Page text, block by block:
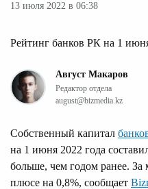
13 июля 2022 в 06:38
Рейтинг банков РК на 1
Август Макаров
Редактор отдела
august@bizmedia.kz
Собственный капитал
на 1 июня 2022 года
больше, чем годом ранее. За
плюсе на 0,8%, сообщает